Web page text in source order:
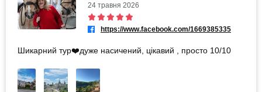
24 травня 2026
https://www.facebook.com/1669385335
Шикарний тур❤️дуже насичений, цікавий , просто 10/10